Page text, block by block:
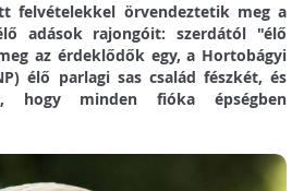
felvételekkel örvendeztetik meg a
adások rajongóit: szerdától "élő
az érdeklődők egy, a Hortobágyi
élő parlagi sas család fészkét, és
hogy minden fióka épségben